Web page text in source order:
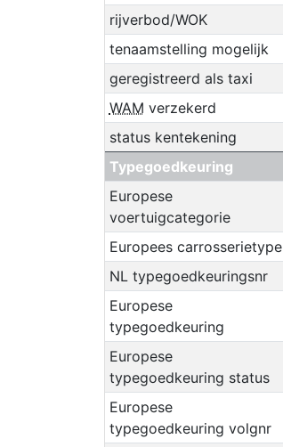
rijverbod/WOK
tenaamstelling mogelijk
geregistreerd als taxi
WAM verzekerd
status kentekening
Typegoedkeuring
Europese
voertuigcategorie
Europees carrosserietype
NL typegoedkeuringsnr
Europese
typegoedkeuring
Europese
typegoedkeuring status
Europese
typegoedkeuring volgnr